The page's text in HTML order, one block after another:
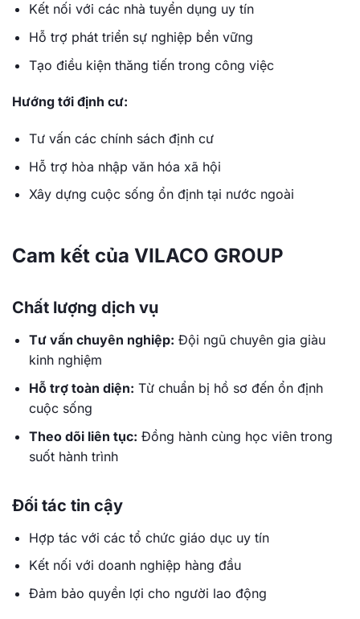
Kết nối với các nhà tuyển dụng uy tín
Hỗ trợ phát triển sự nghiệp bền vững
Tạo điều kiện thăng tiến trong công việc
Hướng tới định cư:
Tư vấn các chính sách định cư
Hỗ trợ hòa nhập văn hóa xã hội
Xây dựng cuộc sống ổn định tại nước ngoài
Cam kết của VILACO GROUP
Chất lượng dịch vụ
Tư vấn chuyên nghiệp: Đội ngũ chuyên gia giàu
kinh nghiệm
Hỗ trợ toàn diện: Từ chuẩn bị hồ sơ đến ổn định
cuộc sống
Theo dõi liên tục: Đồng hành cùng học viên trong
suốt hành trình
Đối tác tin cậy
Hợp tác với các tổ chức giáo dục uy tín
Kết nối với doanh nghiệp hàng đầu
Đảm bảo quyền lợi cho người lao động